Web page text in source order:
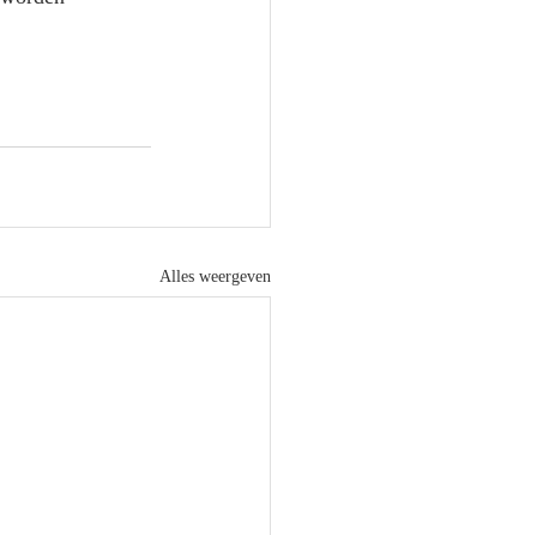
Alles weergeven